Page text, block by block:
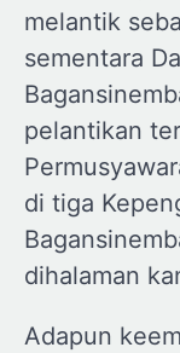
melantik
sementara
pelantikan
di tiga
dihalaman
Adapun